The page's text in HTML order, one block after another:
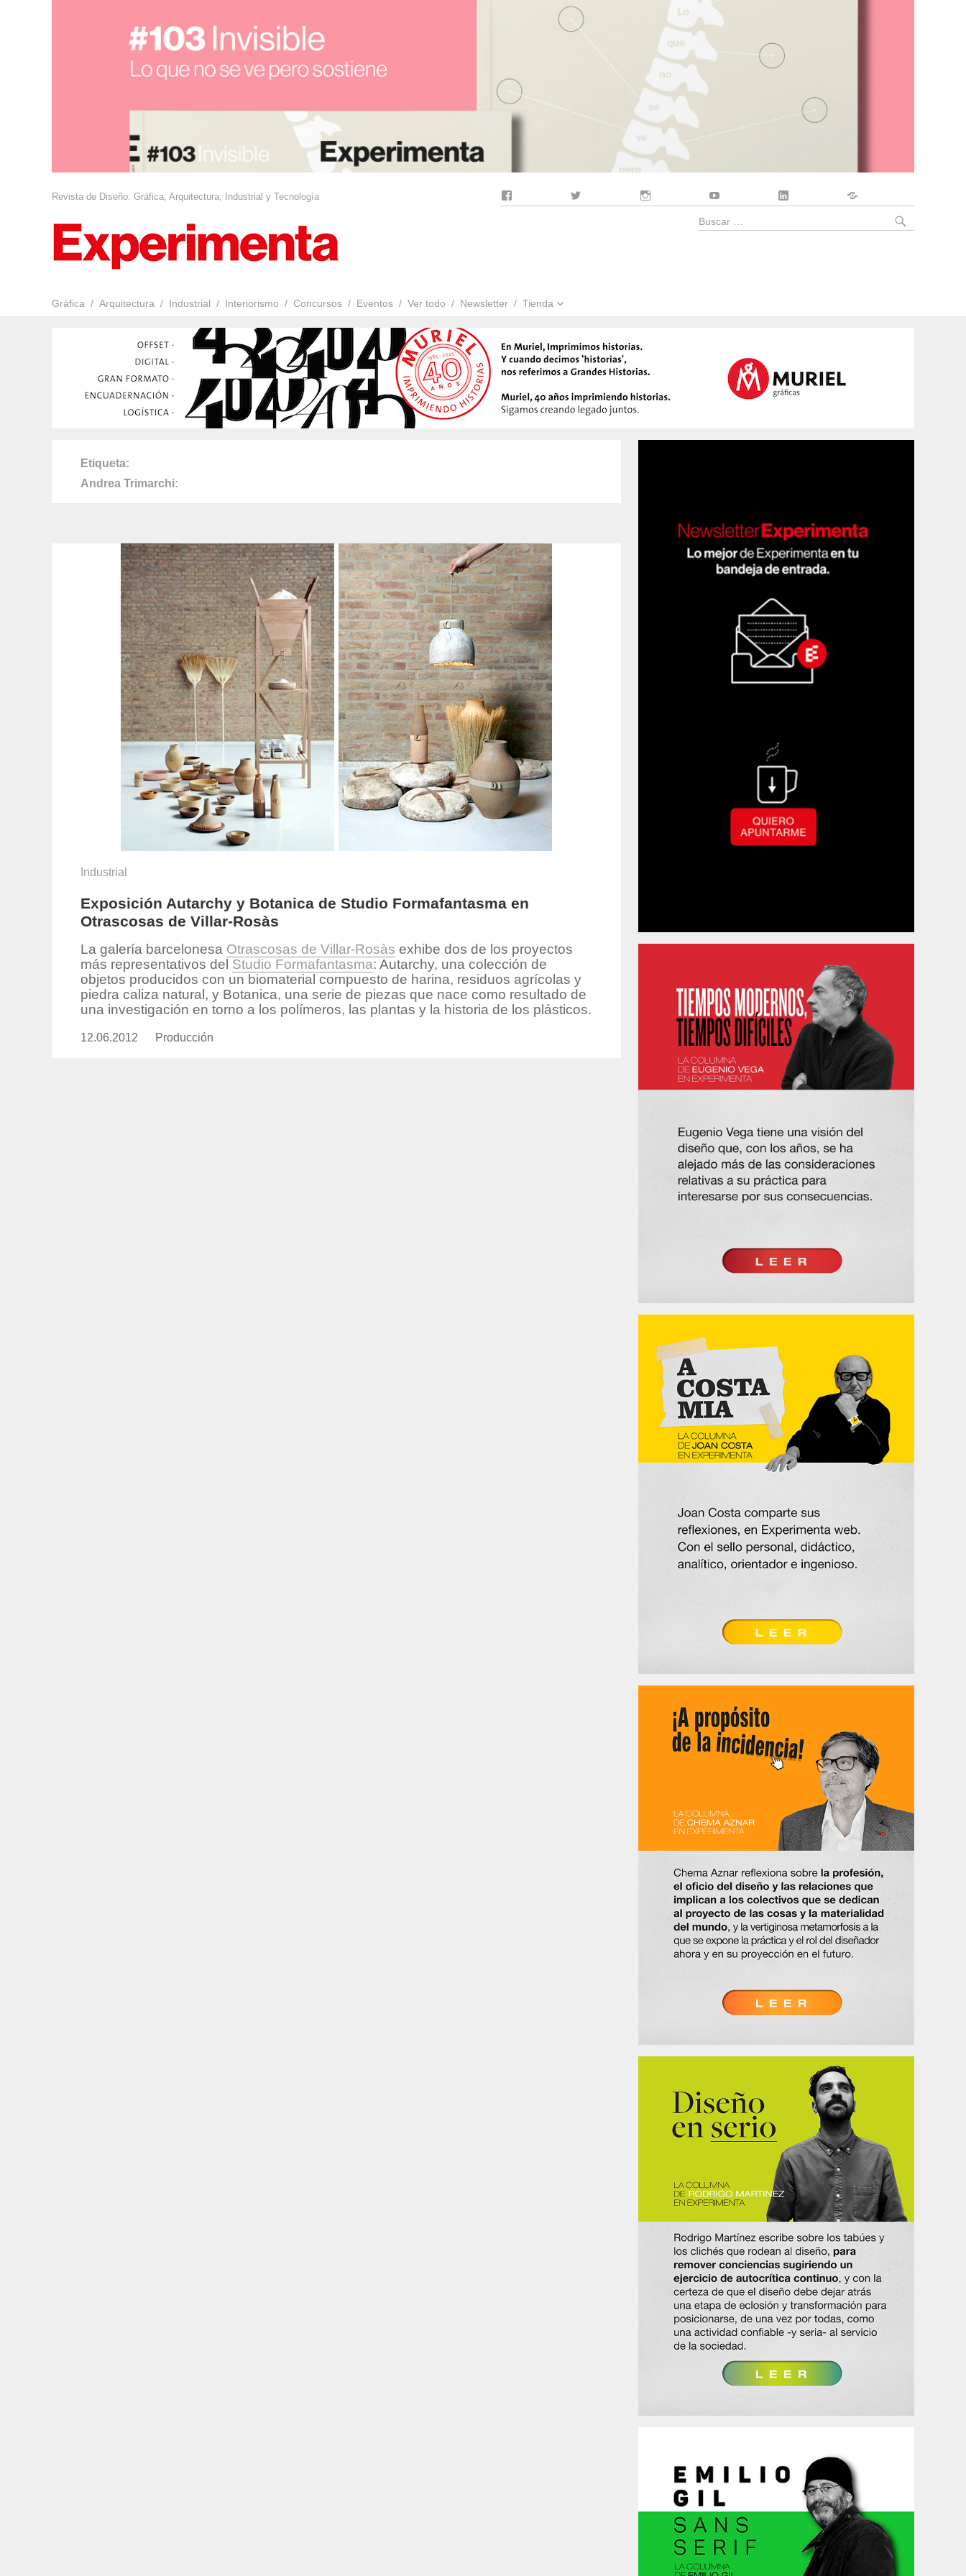
Revista de Diseño. Gráfica, Arquitectura, Industrial y Tecnología
Gráfica Arquitectura Industrial Interiorismo Concursos Eventos Ver todo Newsletter Tienda
Buscar
Etiqueta
Andrea Trimarchi
Industrial
Exposición Autarchy y Botanica de Studio Formafantasma en
Otrascosas de Villar-Rosàs
La galería barcelonesa Otrascosas de Villar-Rosàs exhibe dos de los proyectos
más representativos del Studio Formafantasma: Autarchy, una colección de
objetos producidos con un biomaterial compuesto de harina, residuos agrícolas y
piedra caliza natural, y Botanica, una serie de piezas que nace como resultado de
una investigación en torno a los polímeros, las plantas y la historia de los plásticos.
Publicado
12.06.2012 https://www.experimenta.es/author/produccion/
Producción